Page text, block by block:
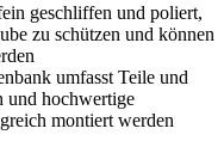
geschliffen und poliert,
zu schützen und können
umfasst Teile und
und hochwertige
montiert werden